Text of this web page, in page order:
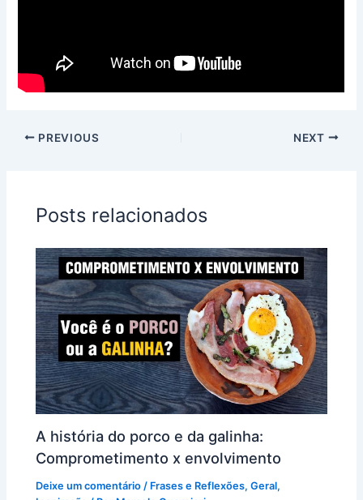
PREVIOUS NEXT
Posts relacionados
A história do porco e da galinha:
Comprometimento x envolvimento
Deixe um comentário / Frases e Reflexões,Geral,